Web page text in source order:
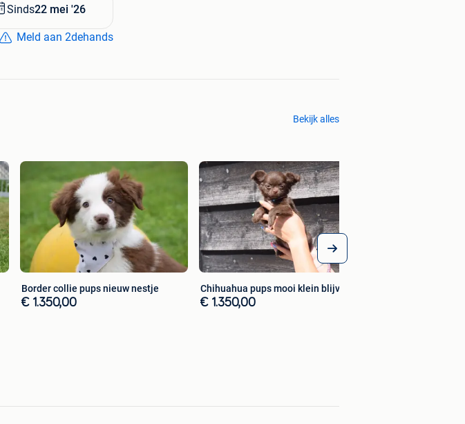
Sinds22 mei '26
Meld aan 2dehands
Bekijk alles
Border collie pups nieuw nestje
€ 1.350,00
Chihuahua pups mooi klein blijvend
€ 1.350,00